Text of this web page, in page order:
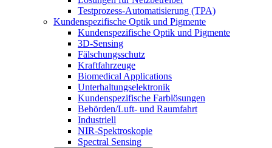
Testprozess-Automatisierung (TPA)
Kundenspezifische Optik und Pigmente
Kundenspezifische Optik und Pigmente
3D-Sensing
Fälschungsschutz
Kraftfahrzeuge
Biomedical Applications
Unterhaltungselektronik
Kundenspezifische Farblösungen
Behörden/Luft- und Raumfahrt
Industriell
NIR-Spektroskopie
Spectral Sensing